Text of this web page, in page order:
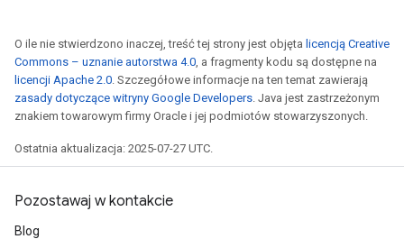
O ile nie stwierdzono inaczej, treść tej strony jest objęta licencją Creative
Commons – uznanie autorstwa 4.0 , a fragmenty kodu są dostępne na
licencji Apache 2.0 . Szczegółowe informacje na ten temat zawierają
zasady dotyczące witryny Google Developers . Java jest zastrzeżonym
znakiem towarowym firmy Oracle i jej podmiotów stowarzyszonych.
Ostatnia aktualizacja: 2025-07-27 UTC.
Pozostawaj w kontakcie
Blog